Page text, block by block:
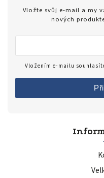
Vložte svůj e-mail a my
nových
Vložením e-mailu